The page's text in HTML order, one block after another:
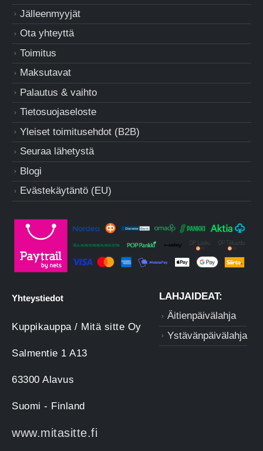
Jälleenmyyjät
Ota yhteyttä
Toimitus
Maksutavat
Palautus & vaihto
Tietosuojaseloste
Yleiset toimitusehdot (B2B)
Seuraa lähetystä
Blogi
Evästekäytäntö (EU)
Yhteystiedot
Kuppikauppa / Mitä sitte Oy
Salmentie 1 A13
63300 Alavus
Suomi - Finland
www.mitasitte.fi
LAHJAIDEAT:
Äitienpäivälahja
Ystävänpäivälahja